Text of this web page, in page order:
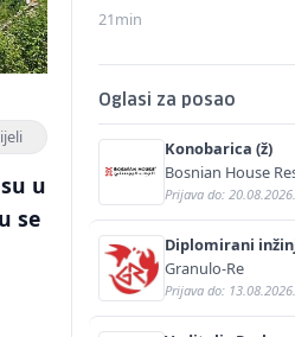
u
se
21min
Oglasi za posao
Konobarica (ž)
Bosnian House
Prijava do:
Diplomirani
Bachelor inžinjer
(m/ž)
Granulo-Re
Prijava do: